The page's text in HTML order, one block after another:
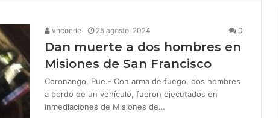
vhconde 25 agosto, 2024 0
Dan muerte a dos hombres en
Misiones de San Francisco
Coronango, Pue.- Con arma de fuego, dos hombres
a bordo de un vehículo, fueron ejecutados en
inmediaciones de Misiones de…